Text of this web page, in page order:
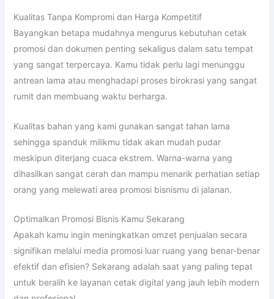
Kualitas Tanpa Kompromi dan Harga Kompetitif
Bayangkan betapa mudahnya mengurus kebutuhan cetak
promosi dan dokumen penting sekaligus dalam satu tempat
yang sangat terpercaya. Kamu tidak perlu lagi menunggu
antrean lama atau menghadapi proses birokrasi yang sangat
rumit dan membuang waktu berharga.
Kualitas bahan yang kami gunakan sangat tahan lama
sehingga spanduk milikmu tidak akan mudah pudar
meskipun diterjang cuaca ekstrem. Warna-warna yang
dihasilkan sangat cerah dan mampu menarik perhatian setiap
orang yang melewati area promosi bisnismu di jalanan.
Optimalkan Promosi Bisnis Kamu Sekarang
Apakah kamu ingin meningkatkan omzet penjualan secara
signifikan melalui media promosi luar ruang yang benar-benar
efektif dan efisien? Sekarang adalah saat yang paling tepat
untuk beralih ke layanan cetak digital yang jauh lebih modern